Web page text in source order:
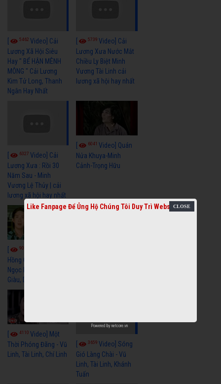
5462 Video] Cải
Lương Xã Hội Siêu
Hay " BỂ HẬN MÊNH
MÔNG " Cải Lương
Kim Tử Long, Thanh
Ngân Hay Nhất
5739Video] Cải
Lương Xưa Nước Mắt
Chiều Ly Biệt Minh
Vương Tài Linh cải
lương xã hội hay nhất
6327 Video] Cải
Lương Xưa : Rồi 30
Năm Sau - Minh
Vương Lệ Thủy | cải
lương xã hội hay nhất
6041Video] Quán
Nửa Khuya-Minh
Cảnh-Trọng Hữu
9059
Hồng Cài Áo - Vũ Linh,
Ngọc Huyền, Ngọc
Giàu, Diệp Lang
4110 Video] Một
Thời Phóng Đãng - Vũ
Linh, Tài Linh, Chí Linh
3659Video] Sóng
Gió Làng Chài - Vũ
Linh, Tài Linh, Khánh
Tuấn
Like Fanpage Để Ủng Hộ Chúng Tôi Duy Trì Website
Powered by netcore.vn